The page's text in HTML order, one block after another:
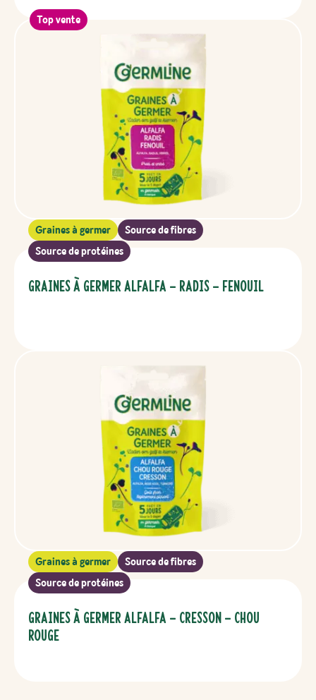
Top vente
Graines à germer
Source de fibres
Source de protéines
Graines à germer Alfalfa – Radis – Fenouil
Graines à germer
Source de fibres
Source de protéines
Graines à germer Alfalfa – Cresson – Chou
Rouge